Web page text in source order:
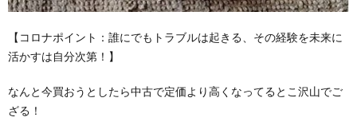
【コロナポイント：誰にでもトラブルは起きる、その経験を未来に
活かすは自分次第！】
なんと今買おうとしたら中古で定価より高くなってるとこ沢山でご
ざる！